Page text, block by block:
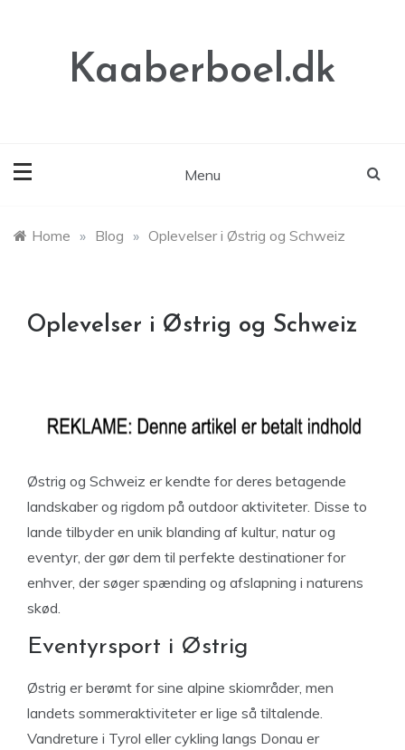
Kaaberboel.dk
Menu
Home » Blog » Oplevelser i Østrig og Schweiz
Oplevelser i Østrig og Schweiz
Østrig og Schweiz er kendte for deres betagende
landskaber og rigdom på outdoor aktiviteter. Disse to
lande tilbyder en unik blanding af kultur, natur og
eventyr, der gør dem til perfekte destinationer for
enhver, der søger spænding og afslapning i naturens
skød.
Eventyrsport i Østrig
Østrig er berømt for sine alpine skiområder, men
landets sommeraktiviteter er lige så tiltalende.
Vandreture i Tyrol eller cykling langs Donau er